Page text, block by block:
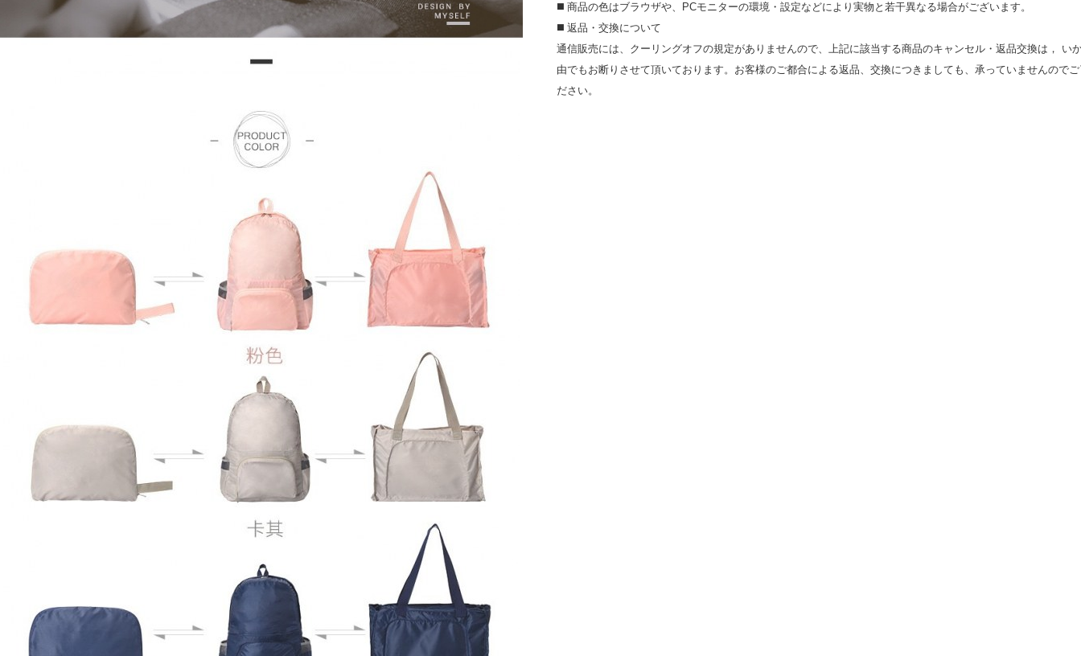
◼️ 商品の⾊はブラウザや、PCモニターの環境・設定などにより実物と若⼲異なる場合がございます。
◼️ 返品・交換について
通信販売には、クーリングオフの規定がありませんので、上記に該当する商品のキャンセル・返品交換は， い
由でもお断りさせて頂いております。お客様のご都合による返品、交換につきましても、承っていませんので
ださい。